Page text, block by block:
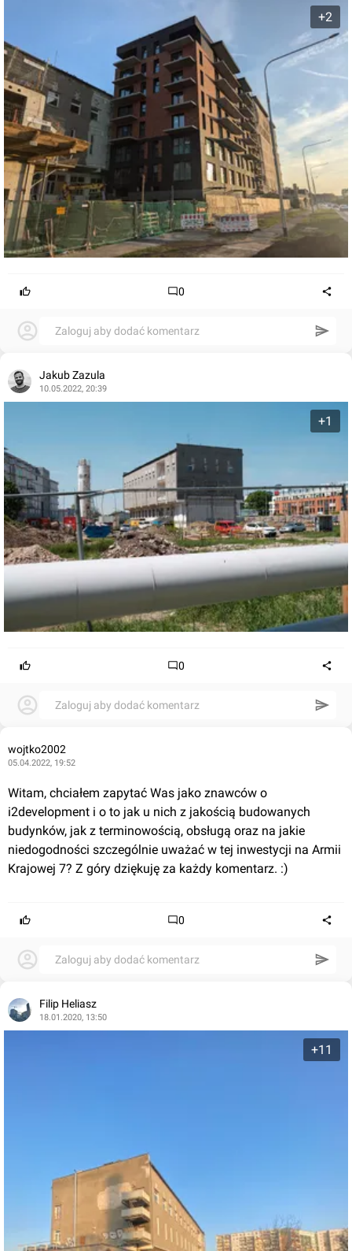
+2
0
Zaloguj aby dodać komentarz
Jakub Zazula
10.05.2022, 20:39
+1
0
Zaloguj aby dodać komentarz
wojtko2002
05.04.2022, 19:52
Witam, chciałem zapytać Was jako znawców o
i2development i o to jak u nich z jakością budowanych
budynków, jak z terminowością, obsługą oraz na jakie
niedogodności szczególnie uważać w tej inwestycji na Armii
Krajowej 7? Z góry dziękuję za każdy komentarz. :)
0
Zaloguj aby dodać komentarz
Filip Heliasz
18.01.2020, 13:50
+11